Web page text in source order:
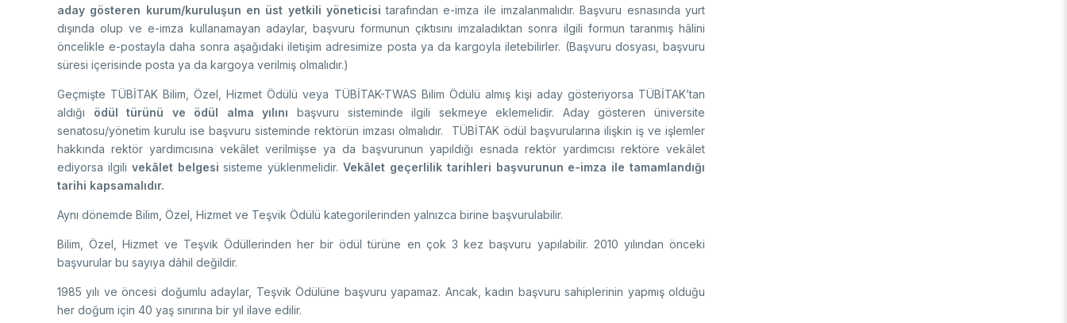
aday gösteren kurum/kuruluşun en üst yetkili yöneticisi tarafından e-imza ile imzalanmalıdır. Başvuru esnasında yurt
dışında olup ve e-imza kullanamayan adaylar, başvuru formunun çıktısını imzaladıktan sonra ilgili formun taranmış hâlini
öncelikle e-postayla daha sonra aşağıdaki iletişim adresimize posta ya da kargoyla iletebilirler. (Başvuru dosyası, başvuru
süresi içerisinde posta ya da kargoya verilmiş olmalıdır.)
Geçmişte TÜBİTAK Bilim, Özel, Hizmet Ödülü veya TÜBİTAK-TWAS Bilim Ödülü almış kişi aday gösteriyorsa TÜBİTAK’tan
aldığı ödül türünü ve ödül alma yılını başvuru sisteminde ilgili sekmeye eklemelidir. Aday gösteren üniversite
senatosu/yönetim kurulu ise başvuru sisteminde rektörün imzası olmalıdır. TÜBİTAK ödül başvurularına ilişkin iş ve işlemler
hakkında rektör yardımcısına vekâlet verilmişse ya da başvurunun yapıldığı esnada rektör yardımcısı rektöre vekâlet
ediyorsa ilgili vekâlet belgesi sisteme yüklenmelidir.Vekâlet geçerlilik tarihleri başvurunun e-imza ile tamamlandığı
tarihi kapsamalıdır.
Aynı dönemde Bilim, Özel, Hizmet ve Teşvik Ödülü kategorilerinden yalnızca birine başvurulabilir.
Bilim, Özel, Hizmet ve Teşvik Ödüllerinden her bir ödül türüne en çok 3 kez başvuru yapılabilir. 2010 yılından önceki
başvurular bu sayıya dâhil değildir.
1985 yılı ve öncesi doğumlu adaylar, Teşvik Ödülüne başvuru yapamaz. Ancak, kadın başvuru sahiplerinin yapmış olduğu
her doğum için 40 yaş sınırına bir yıl ilave edilir.